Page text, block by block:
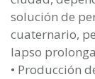
solución de
cuaternario,
lapso
• Producción